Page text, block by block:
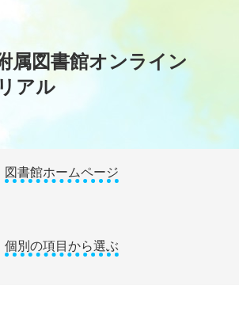
属図書館オンライン
アル
図書館ホームページ
個別の項目から選ぶ